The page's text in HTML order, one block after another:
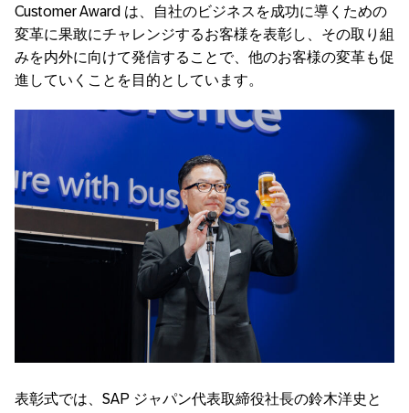
Customer Award は、自社のビジネスを成功に導くための
変革に果敢にチャレンジするお客様を表彰し、その取り組
みを内外に向けて発信することで、他のお客様の変革も促
進していくことを目的としています。
表彰式では、 SAP ジャパン代表取締役社長の鈴木洋史と